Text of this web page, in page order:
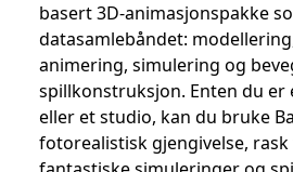
basert 3D-animasjonspakke
datasamlebåndet:
animering, simulering og
spillkonstruksjon. Enten du er
eller et studio, kan du bruke
fotorealistisk gjengivelse,